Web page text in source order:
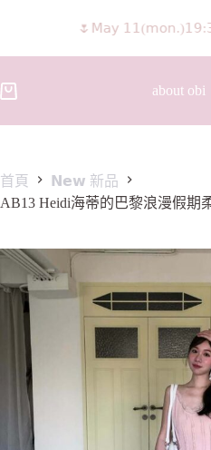
𝖨𝖦 𝖱𝖾𝖾𝗅𝗌影片
about obi
首頁
𝗡𝗲𝘄 新品
AB13 Heidi海蒂的巴黎浪漫假期